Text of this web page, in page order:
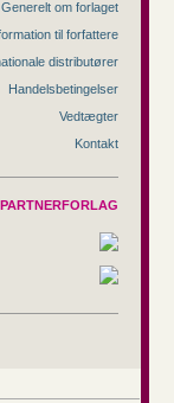
Generelt om forlaget
til forfattere
distributører
Handelsbetingelser
Vedtægter
Kontakt
PARTNERFORLAG